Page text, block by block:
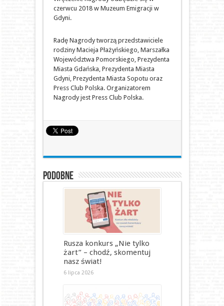
czerwcu 2018 w Muzeum Emigracji w
Gdyni.
Radę Nagrody tworzą przedstawiciele
rodziny Macieja Płażyńskiego, Marszałka
Województwa Pomorskiego, Prezydenta
Miasta Gdańska, Prezydenta Miasta
Gdyni, Prezydenta Miasta Sopotu oraz
Press Club Polska. Organizatorem
Nagrody jest Press Club Polska.
Podobne
Rusza konkurs „Nie tylko
żart” – chodź, skomentuj
nasz świat!
6 lipca 2026